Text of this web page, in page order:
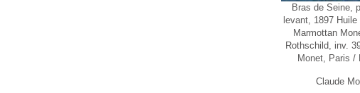
Bras de Seine,
levant, 1897
Marmottan
Rothschild, inv.
Monet, Paris /
Claude